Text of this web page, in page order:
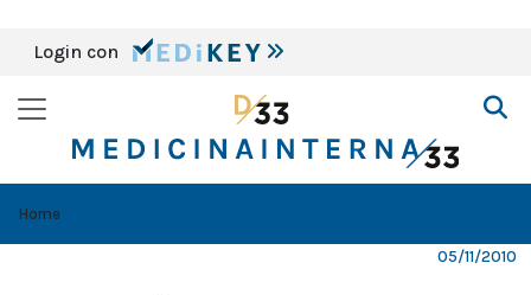
Login con
Home
05/11/2010